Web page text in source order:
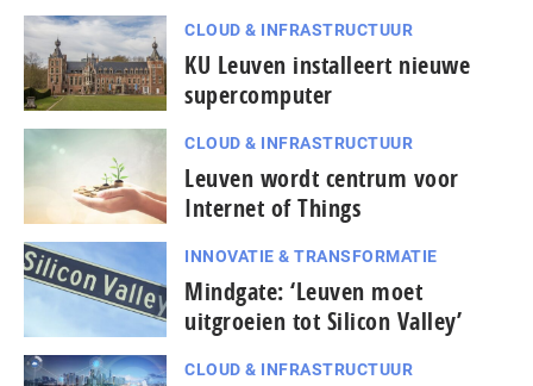
CLOUD & INFRASTRUCTUUR
KU Leuven installeert nieuwe
supercomputer
CLOUD & INFRASTRUCTUUR
Leuven wordt centrum voor
Internet of Things
INNOVATIE & TRANSFORMATIE
Mindgate: ‘Leuven moet
uitgroeien tot Silicon Valley’
CLOUD & INFRASTRUCTUUR